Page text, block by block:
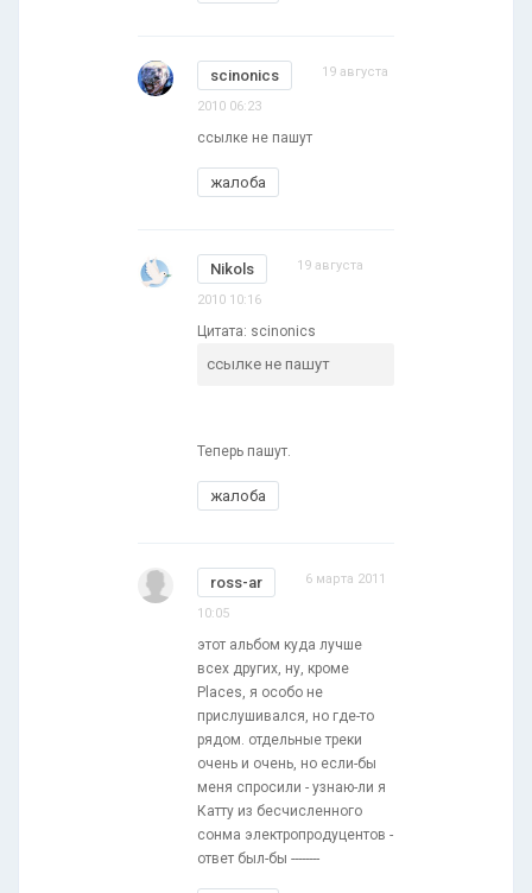
scinonics 19 августа
2010 06:23
ссылке не пашут
жалоба
Nikols 19 августа
2010 10:16
Цитата: scinonics
ссылке не пашут
Теперь пашут.
жалоба
ross-ar 6 марта 2011
10:05
этот альбом куда лучше
всех других, ну, кроме
Places, я особо не
прислушивался, но где-то
рядом. отдельные треки
очень и очень, но если-бы
меня спросили - узнаю-ли я
Катту из бесчисленного
сонма электропродуцентов -
ответ был-бы --------